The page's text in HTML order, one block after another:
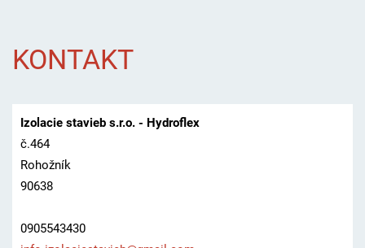
KONTAKT
Izolacie stavieb s.r.o. - Hydroflex
č.464
Rohožník
90638
0905543430